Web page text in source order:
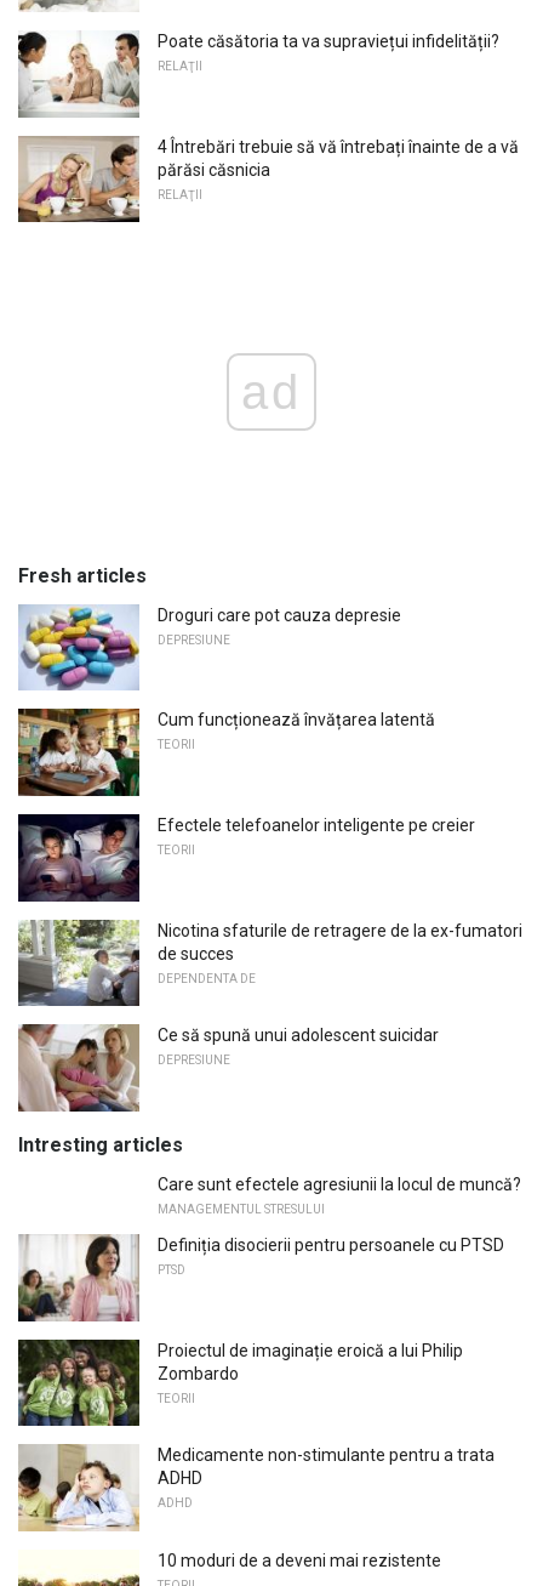
Poate căsătoria ta va supraviețui infidelității?
RELAŢII
4 Întrebări trebuie să vă întrebați înainte de a vă
părăsi căsnicia
RELAŢII
ad
Fresh articles
Droguri care pot cauza depresie
DEPRESIUNE
Cum funcționează învățarea latentă
TEORII
Efectele telefoanelor inteligente pe creier
TEORII
Nicotina sfaturile de retragere de la ex-fumatori
de succes
DEPENDENTA DE
Ce să spună unui adolescent suicidar
DEPRESIUNE
Intresting articles
Care sunt efectele agresiunii la locul de muncă?
MANAGEMENTUL STRESULUI
Definiția disocierii pentru persoanele cu PTSD
PTSD
Proiectul de imaginație eroică a lui Philip
Zombardo
TEORII
Medicamente non-stimulante pentru a trata
ADHD
ADHD
10 moduri de a deveni mai rezistente